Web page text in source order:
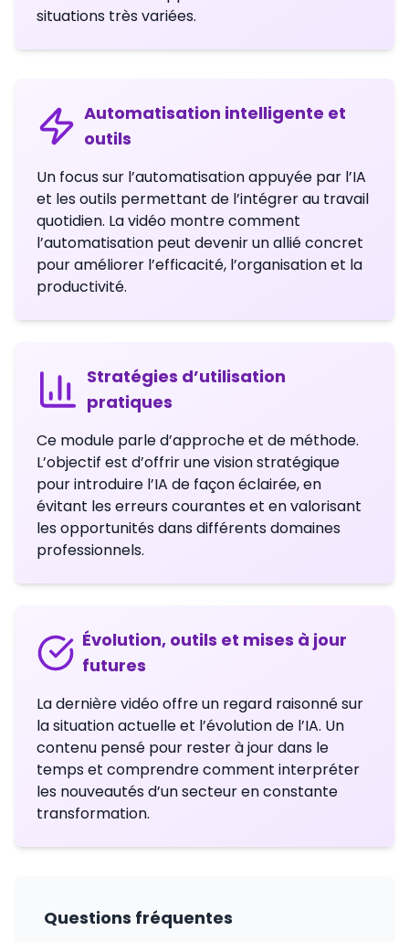
situations très variées.
Automatisation intelligente et
outils
Un focus sur l’automatisation appuyée par l’IA
et les outils permettant de l’intégrer au travail
quotidien. La vidéo montre comment
l’automatisation peut devenir un allié concret
pour améliorer l’efficacité, l’organisation et la
productivité.
Stratégies d’utilisation
pratiques
Ce module parle d’approche et de méthode.
L’objectif est d’offrir une vision stratégique
pour introduire l’IA de façon éclairée, en
évitant les erreurs courantes et en valorisant
les opportunités dans différents domaines
professionnels.
Évolution, outils et mises à jour
futures
La dernière vidéo offre un regard raisonné sur
la situation actuelle et l’évolution de l’IA. Un
contenu pensé pour rester à jour dans le
temps et comprendre comment interpréter
les nouveautés d’un secteur en constante
transformation.
Questions fréquentes